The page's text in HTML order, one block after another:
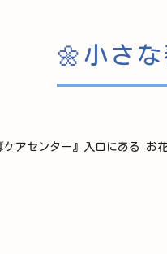
🌼小さな
アセンター』入口にある お